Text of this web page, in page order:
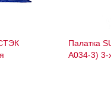
Палатка
A034-3) 3-